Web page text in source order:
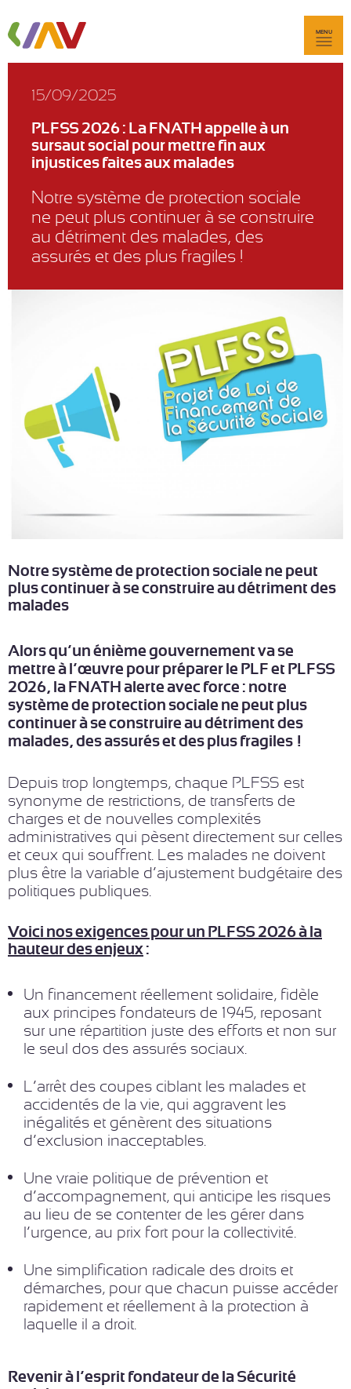
MENU
15/09/2025
PLFSS 2026 : La FNATH appelle à un
sursaut social pour mettre fin aux
injustices faites aux malades
Notre système de protection sociale
ne peut plus continuer à se construire
au détriment des malades, des
assurés et des plus fragiles !
Notre système de protection sociale ne peut
plus continuer à se construire au détriment des
malades
Alors qu’un énième gouvernement va se
mettre à l’œuvre pour préparer le PLF et PLFSS
2026, la FNATH alerte avec force : notre
système de protection sociale ne peut plus
continuer à se construire au détriment des
malades, des assurés et des plus fragiles !
Depuis trop longtemps, chaque PLFSS est
synonyme de restrictions, de transferts de
charges et de nouvelles complexités
administratives qui pèsent directement sur celles
et ceux qui souffrent. Les malades ne doivent
plus être la variable d’ajustement budgétaire des
politiques publiques.
Voici nos exigences pour un PLFSS 2026 à la
hauteur des enjeux:
Un financement réellement solidaire, fidèle
aux principes fondateurs de 1945, reposant
sur une répartition juste des efforts et non sur
le seul dos des assurés sociaux.
L’arrêt des coupes ciblant les malades et
accidentés de la vie, qui aggravent les
inégalités et génèrent des situations
d’exclusion inacceptables.
Une vraie politique de prévention et
d’accompagnement, qui anticipe les risques
au lieu de se contenter de les gérer dans
l’urgence, au prix fort pour la collectivité.
Une simplification radicale des droits et
démarches, pour que chacun puisse accéder
rapidement et réellement à la protection à
laquelle il a droit.
Revenir à l’esprit fondateur de la Sécurité